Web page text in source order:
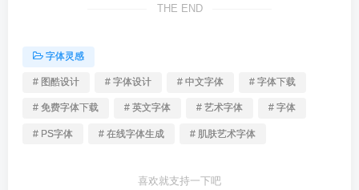
THE END
字体灵感
# 图酷设计 # 字体设计 # 中文字体 # 字体下载
# 免费字体下载 # 英文字体 # 艺术字体 # 字体
# PS字体 # 在线字体生成 # 肌肤艺术字体
喜欢就支持一下吧